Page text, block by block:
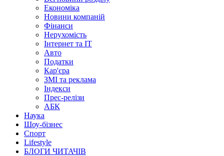
Економіка
Новини компаній
Фінанси
Нерухомість
Інтернет та IT
Авто
Податки
Кар'єра
ЗМІ та реклама
Індекси
Прес-релізи
АБК
Наука
Шоу-бізнес
Спорт
Lifestyle
БЛОГИ ЧИТАЧІВ